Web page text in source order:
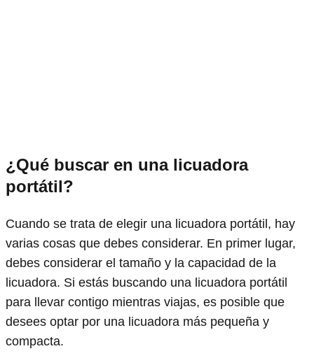
¿Qué buscar en una licuadora
portátil?
Cuando se trata de elegir una licuadora portátil, hay
varias cosas que debes considerar. En primer lugar,
debes considerar el tamaño y la capacidad de la
licuadora. Si estás buscando una licuadora portátil
para llevar contigo mientras viajas, es posible que
desees optar por una licuadora más pequeña y
compacta.